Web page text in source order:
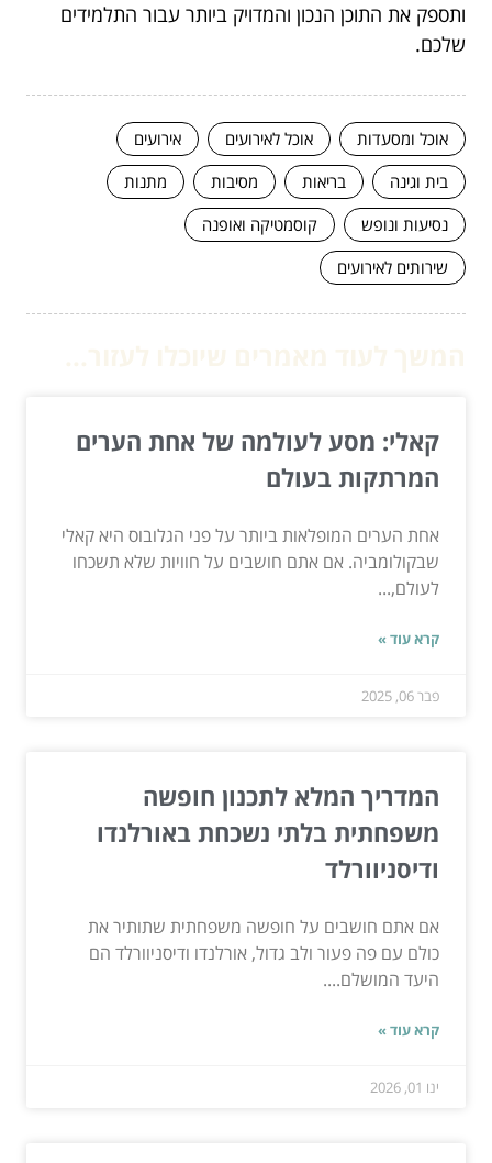
ותספק את התוכן הנכון והמדויק ביותר עבור התלמידים
שלכם.
אוכל ומסעדות אוכל לאירועים
אירועים
בית וגינה
בריאות מסיבות
מתנות
נסיעות ונופש
קוסמטיקה ואופנה
שירותים לאירועים
קאלי: מסע לעולמה של אחת הערים
המרתקות בעולם
אחת הערים המופלאות ביותר על פני הגלובוס היא קאלי
שבקולומביה. אם אתם חושבים על חוויות שלא תשכחו
לעולם,...
קרא עוד »
פבר 06, 2025
המדריך המלא לתכנון חופשה
משפחתית בלתי נשכחת באורלנדו
ודיסניוורלד
אם אתם חושבים על חופשה משפחתית שתותיר את
כולם עם פה פעור ולב גדול, אורלנדו ודיסניוורלד הם
היעד המושלם....
קרא עוד »
ינו 01, 2026